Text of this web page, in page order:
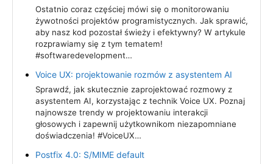
Ostatnio coraz częściej mówi się o monitorowaniu
żywotności projektów programistycznych. Jak sprawić,
aby nasz kod pozostał świeży i efektywny? W artykule
rozprawiamy się z tym tematem!
#softwaredevelopment…
Voice UX: projektowanie rozmów z asystentem AI
Sprawdź, jak skutecznie zaprojektować rozmowy z
asystentem AI, korzystając z technik Voice UX. Poznaj
najnowsze trendy w projektowaniu interakcji
głosowych i zapewnij użytkownikom niezapomniane
doświadczenia! #VoiceUX…
Postfix 4.0: S/MIME default